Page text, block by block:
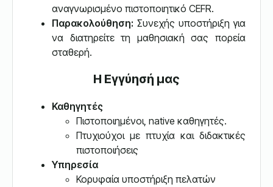
αναγνωρισμένο πιστοποιητικό CEFR.
Παρακολούθηση: Συνεχής υποστήριξη για
να διατηρείτε τη μαθησιακή σας πορεία
σταθερή.
Η Εγγύησή μας
Καθηγητές
Πιστοποιημένοι, native καθηγητές.
Πτυχιούχοι με πτυχία και διδακτικές
πιστοποιήσεις
Υπηρεσία
Κορυφαία υποστήριξη πελατών